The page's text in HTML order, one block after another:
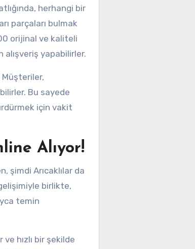
herhangi bir
parçaları bulmak
orijinal ve kaliteli
yapabilirler.
Bu sayede
için vakit
Alıyor!
şimdi Arıcaklılar da
birlikte,
temin
hızlı bir şekilde